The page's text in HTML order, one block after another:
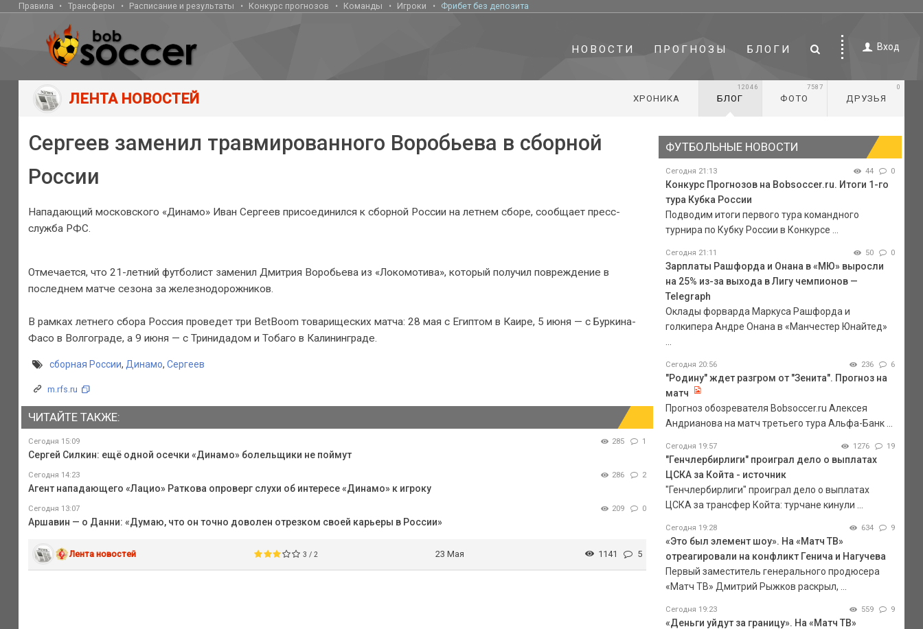
Правила Трансферы Расписание и результаты Конкурс прогнозов Команды Игроки Фрибет без депозита
НОВОСТИ ПРОГНОЗЫ БЛОГИ Вход
ЛЕНТА НОВОСТЕЙ ХРОНИКА БЛОГ
12046
ФОТО
7587
ДРУЗЬЯ
0
Сергеев заменил травмированного Воробьева в сборной
России
Нападающий московского «Динамо» Иван Сергеев присоединился к сборной России на летнем сборе, сообщает пресс-
служба РФС.
Отмечается, что 21-летний футболист заменил Дмитрия Воробьева из «Локомотива», который получил повреждение в
последнем матче сезона за железнодорожников.
В рамках летнего сбора Россия проведет три BetBoom товарищеских матча: 28 мая с Египтом в Каире, 5 июня — с Буркина-
Фасо в Волгограде, а 9 июня — с Тринидадом и Тобаго в Калининграде.
сборная России, Динамо, Сергеев
m.rfs.ru
ЧИТАЙТЕ ТАКЖЕ:
Сегодня 15:09 285 1
Сергей Силкин: ещё одной осечки «Динамо» болельщики не поймут
Сегодня 14:23 286 2
Агент нападающего «Лацио» Раткова опроверг слухи об интересе «Динамо» к игроку
Сегодня 13:07 209 0
Аршавин — о Данни: «Думаю, что он точно доволен отрезком своей карьеры в России»
Лента новостей 3 / 2 23 Мая 1141 5
ФУТБОЛЬНЫЕ НОВОСТИ
Сегодня 21:13 44 0
Конкурс Прогнозов на Bobsoccer.ru. Итоги 1-го
тура Кубка России
Подводим итоги первого тура командного
турнира по Кубку России в Конкурсе ...
Сегодня 21:11 50 0
Зарплаты Рашфорда и Онана в «МЮ» выросли
на 25% из-за выхода в Лигу чемпионов —
Telegraph
Оклады форварда Маркуса Рашфорда и
голкипера Андре Онана в «Манчестер Юнайтед»
Сегодня 20:56 236 6
"Родину" ждет разгром от "Зенита". Прогноз на
матч
Прогноз обозревателя Bobsoccer.ru Алексея
Андрианова на матч третьего тура Альфа-Банк ...
Сегодня 19:57 1276 19
"Генчлербирлиги" проиграл дело о выплатах
ЦСКА за Койта - источник
"Генчлербирлиги" проиграл дело о выплатах
ЦСКА за трансфер Койта: турчане кинули ...
Сегодня 19:28 634 9
«Это был элемент шоу». На «Матч ТВ»
отреагировали на конфликт Генича и Нагучева
Первый заместитель генерального продюсера
«Матч ТВ» Дмитрий Рыжков раскрыл, ...
Сегодня 19:23 559 9
«Деньги уйдут за границу». На «Матч ТВ»